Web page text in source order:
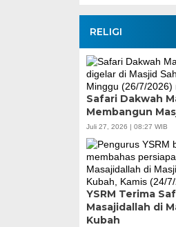
RELIGI
Safari Dakwah
Membangun
Juli 27, 2026 | 08:27 WIB
YSRM Terima
Masajidallah di
Kubah